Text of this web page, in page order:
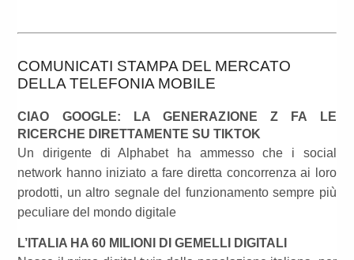
COMUNICATI STAMPA DEL MERCATO
DELLA TELEFONIA MOBILE
CIAO GOOGLE: LA GENERAZIONE Z FA LE
RICERCHE DIRETTAMENTE SU TIKTOK
Un dirigente di Alphabet ha ammesso che i social
network hanno iniziato a fare diretta concorrenza ai loro
prodotti, un altro segnale del funzionamento sempre più
peculiare del mondo digitale
L’ITALIA HA 60 MILIONI DI GEMELLI DIGITALI